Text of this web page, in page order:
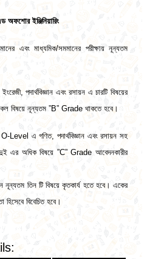
অফশোর ইঞ্জিনিয়ারিং
এবং মাধ্যমিক/সমমানের পরীক্ষায় নূন্যতম
পদার্থবিজ্ঞান এবংরসায়ন এ চারটি বিষয়ের
বিষয়ে নূন্যতম ”B” Grade থাকতে হবে।
O-Level এ গণিত, পদার্থবিজ্ঞান এবং রসায়ন সহ
এর অধিক বিষয়ে ”C” Grade আবেদনকারীর
নূন্যতম তিন টি বিষয়ে কৃতকার্য হতে হবে। একের
বিবেচিত হবে।